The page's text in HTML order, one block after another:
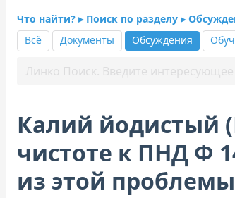
Что найти? ▸ Поиск по разделу ▸
Всё
Документы Обсуждения
Калий йодистый
чистоте к ПНД Ф
из этой